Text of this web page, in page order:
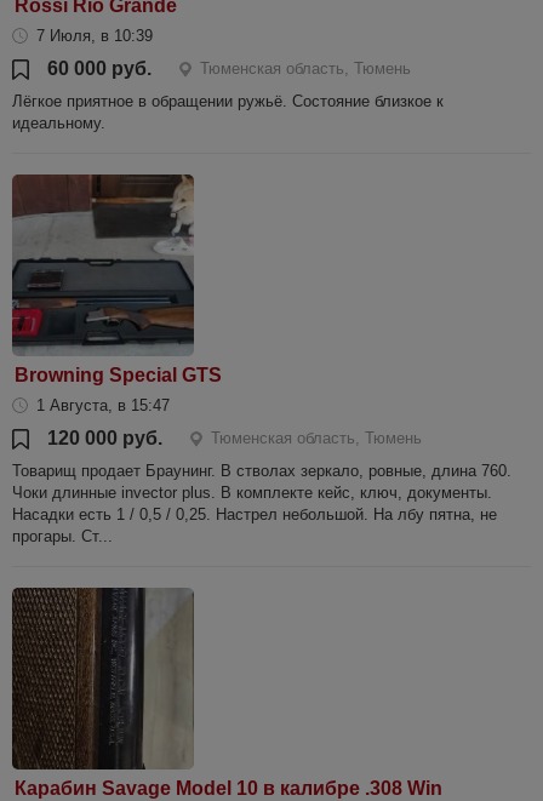
Rossi Rio Grande
7 Июля, в 10:39
60 000 руб.
Тюменская область, Тюмень
Лёгкое приятное в обращении ружьё. Состояние близкое к
идеальному.
Browning Special GTS
1 Августа, в 15:47
120 000 руб.
Тюменская область, Тюмень
Товарищ продает Браунинг. В стволах зеркало, ровные, длина 760.
Чоки длинные invector plus. В комплекте кейс, ключ, документы.
Насадки есть 1 / 0,5 / 0,25. Настрел небольшой. На лбу пятна, не
прогары. Ст...
Карабин Savage Model 10 в калибре .308 Win